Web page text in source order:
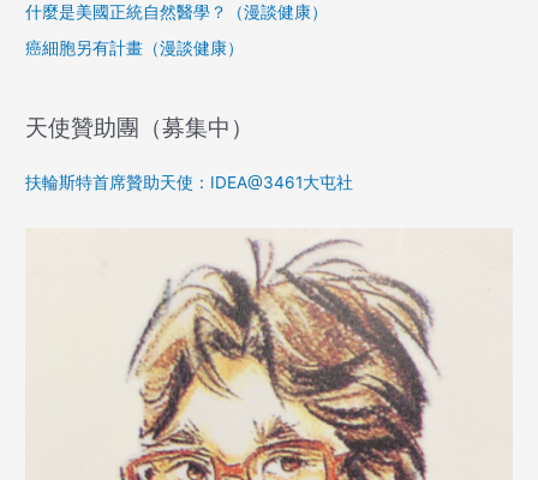
什麼是美國正統自然醫學？（漫談健康）
癌細胞另有計畫（漫談健康）
天使贊助團（募集中）
扶輪斯特首席贊助天使：IDEA@3461大屯社